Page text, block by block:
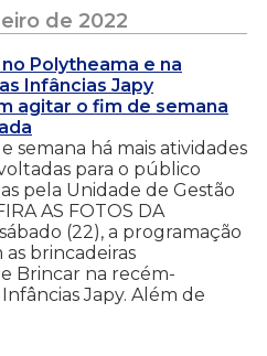
de 2022
Polytheama e na
Infâncias Japy
agitar o fim de semana
semana há mais atividades
para o público
pela Unidade de Gestão
AS FOTOS DA
(22), a programação
brincadeiras
Brincar na recém-
Japy. Além de